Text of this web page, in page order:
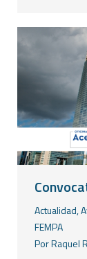
Actualidad,
FEMPA
PorRaquel